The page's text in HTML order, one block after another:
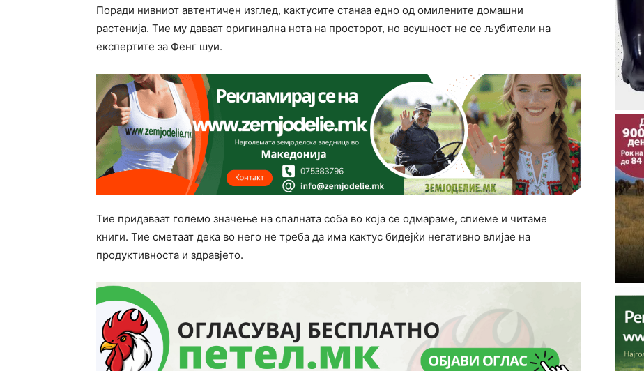
Поради нивниот автентичен изглед, кактусите станаа едно од омилените домашни
растенија. Тие му даваат оригинална нота на просторот, но всушност не се љубители на
експертите за Фенг шуи.
Тие придаваат големо значење на спалната соба во која се одмараме, спиеме и читаме
книги. Тие сметаат дека во него не треба да има кактус бидејќи негативно влијае на
продуктивноста и здравјето.